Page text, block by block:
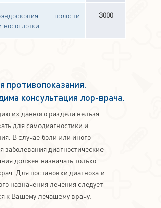
полости
носоглотки
3000
противопоказания.
консультация лор-врача.
из данного раздела нельзя
для самодиагностики и
В случае боли или иного
заболевания диагностические
должен назначать только
Для постановки диагноза и
назначения лечения следует
к Вашему лечащему врачу.